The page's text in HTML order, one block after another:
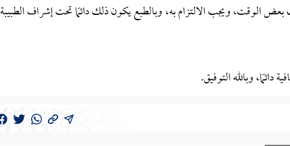
الوقت، ويجب الالتزام به، وبالطبع يكون ذلك دائمًا تحت إشراف الطبيبة
وبالله التوفيق.